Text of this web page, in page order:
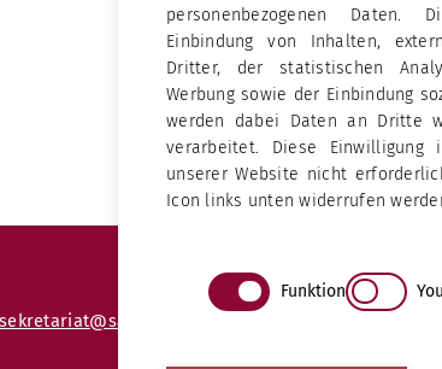
personenbezogenen
Einbindung von Inhalten,
Dritter, der statistischen
Werbung sowie der Einbindung
werden dabei Daten an Dritte
verarbeitet. Diese
unserer Website nicht
Icon links unten widerrufen
Funktion
sekretariat@sas.kseh